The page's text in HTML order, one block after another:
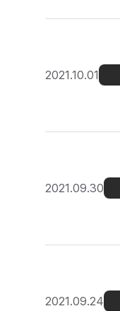
2021.10.01
2021.09.30
2021.09.24